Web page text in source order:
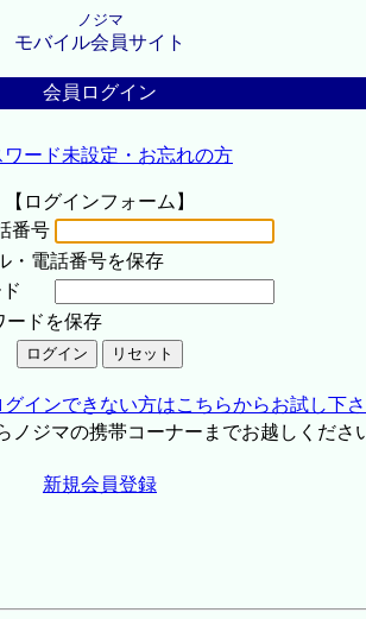
ノジマ
モバイル会員サイト
会員ログイン
ワード未設定・お忘れの方
【ログインフォーム】
番号
・電話番号を保存
ードを保存
インできない方はこちらからお試し下
ジマの携帯コーナーまでお越しくださ
新規会員登録